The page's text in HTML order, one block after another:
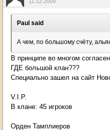
Paul said
А чем, по большому счёту,
В принципе во многом
ГДЕ большой клан???
Специально зашел на сайт
V.I.P.
В клане: 45 игроков
Орден Тамплиеров